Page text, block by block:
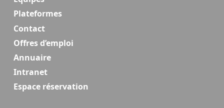
Plateformes
Contact
Offres d’emploi
Annuaire
Intranet
Espace réservation